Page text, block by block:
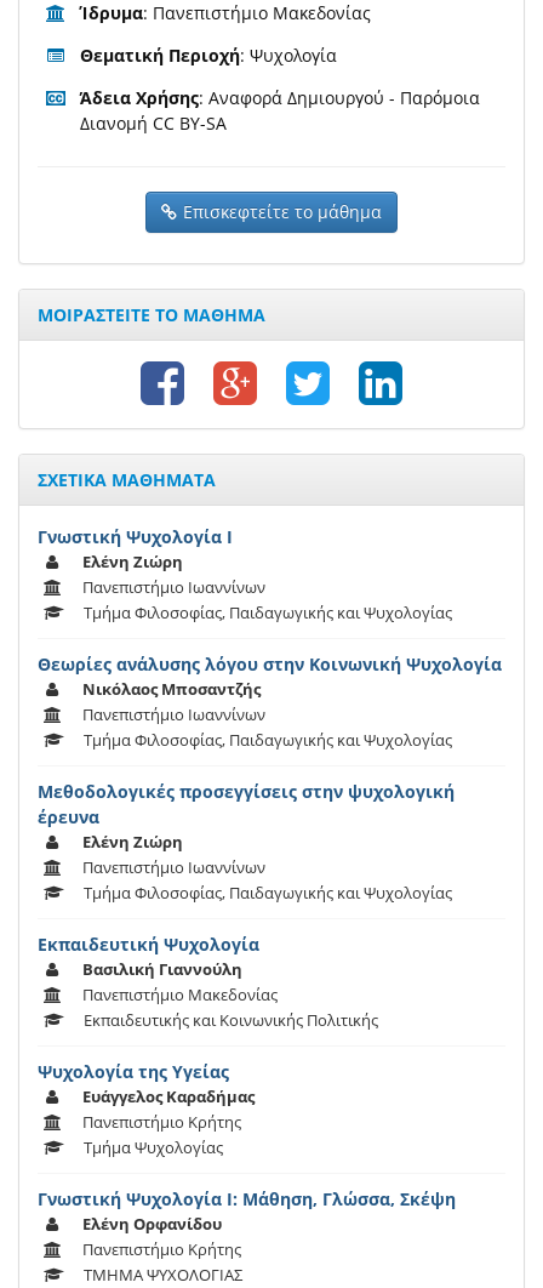
Ίδρυμα: Πανεπιστήμιο Μακεδονίας
Θεματική Περιοχή: Ψυχολογία
Άδεια Χρήσης: Αναφορά Δημιουργού - Παρόμοια
Διανομή CC BY-SA
Επισκεφτείτε το μάθημα
ΜΟΙΡΑΣΤΕΙΤΕ ΤΟ ΜΑΘΗΜΑ
ΣΧΕΤΙΚΑ ΜΑΘΗΜΑΤΑ
Γνωστική Ψυχολογία Ι
Ελένη Ζιώρη
Πανεπιστήμιο Ιωαννίνων
Τμήμα Φιλοσοφίας, Παιδαγωγικής και Ψυχολογίας
Θεωρίες ανάλυσης λόγου στην Κοινωνική Ψυχολογία
Νικόλαος Μποσαντζής
Πανεπιστήμιο Ιωαννίνων
Τμήμα Φιλοσοφίας, Παιδαγωγικής και Ψυχολογίας
Μεθοδολογικές προσεγγίσεις στην ψυχολογική
έρευνα
Ελένη Ζιώρη
Πανεπιστήμιο Ιωαννίνων
Τμήμα Φιλοσοφίας, Παιδαγωγικής και Ψυχολογίας
Εκπαιδευτική Ψυχολογία
Βασιλική Γιαννούλη
Πανεπιστήμιο Μακεδονίας
Εκπαιδευτικής και Κοινωνικής Πολιτικής
Ψυχολογία της Υγείας
Ευάγγελος Καραδήμας
Πανεπιστήμιο Κρήτης
Τμήμα Ψυχολογίας
Γνωστική Ψυχολογία Ι: Μάθηση, Γλώσσα, Σκέψη
Ελένη Ορφανίδου
Πανεπιστήμιο Κρήτης
ΤΜΗΜΑ ΨΥΧΟΛΟΓΙΑΣ